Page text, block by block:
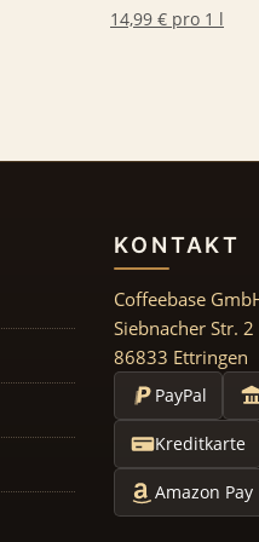
14,99 € pro 1 l
KONTAKT
Coffeebase
Siebnacher Str. 2
86833 Ettringen
PayPal
Kreditkarte
Amazon Pay